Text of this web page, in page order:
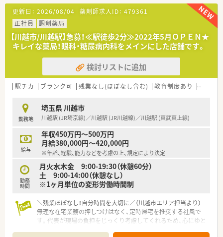
【法人特徴について】
■埼玉県を中心に東京・千葉など関東圏に39店舗の調剤薬局を
ドミナント展開しています。
■自社でクリニックモールの開発や誘致を手掛けており、ドクタ
ーとの関係性も非常に良好です。
■調剤薬局事業を基盤としながら、患者様向けシステムの開発な
どIT事業にも挑戦しています。
【求人情報について】
■正社員の募集で、ご経験に応じて年収420万円から550万円の
■週休2日制で年間休日は約120日あり、仕事とプライベートの
メリハリをつけられます。
■大手企業並みの福利厚生を整えており、退職金制度や保養施設
なども完備しています。
【勤務実態について】
■有給休暇の消化率は現在86%で、会社として100%取得を目標
に掲げています。
■月間の平均残業時間は10時間程度と少なく、残業代は1分単位
でしっかり支給されます。
キャリアを継続できます。
更新日： 2026/08/04 薬剤師求人ID： 479361
正社員
調剤薬局
【川越市/川越駅】急募！≪駅徒歩2分≫2022年5月ＯＰＥＮ★
キレイな薬局！眼科・糖尿病内科をメインにした店舗です。
検討リストに追加
駅チカ ブランク可 残業なし(ほぼなし含む) 教育制度あり シフト
勤務地
埼玉県 川越市
川越駅 (JR埼京線)／川越駅 (JR川越線)／川越駅 (東武東上線)
給与
年収450万円～500万円
月給380,000円～420,000円
※年齢、経験、能力などを考慮の上、規定により決定
勤務
時間
月火水木金 9:00-19:30（休憩60分）
土 9:00-14:00（休憩なし）
※1ヶ月単位の変形労働時間制
＼残業ほぼなし！自分時間を大切に／（川越市エリア担当より）
無理な在宅業務の押しつけはなく、定時帰宅を推奨する社風で
す。代表が現場の負担をじっくり考慮してくれるため、心にゆと